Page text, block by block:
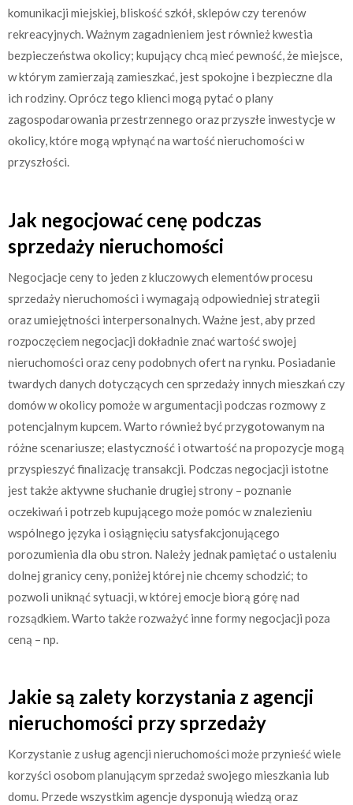
komunikacji miejskiej, bliskość szkół, sklepów czy terenów
rekreacyjnych. Ważnym zagadnieniem jest również kwestia
bezpieczeństwa okolicy; kupujący chcą mieć pewność, że miejsce,
w którym zamierzają zamieszkać, jest spokojne i bezpieczne dla
ich rodziny. Oprócz tego klienci mogą pytać o plany
zagospodarowania przestrzennego oraz przyszłe inwestycje w
okolicy, które mogą wpłynąć na wartość nieruchomości w
przyszłości.
Jak negocjować cenę podczas
sprzedaży nieruchomości
Negocjacje ceny to jeden z kluczowych elementów procesu
sprzedaży nieruchomości i wymagają odpowiedniej strategii
oraz umiejętności interpersonalnych. Ważne jest, aby przed
rozpoczęciem negocjacji dokładnie znać wartość swojej
nieruchomości oraz ceny podobnych ofert na rynku. Posiadanie
twardych danych dotyczących cen sprzedaży innych mieszkań czy
domów w okolicy pomoże w argumentacji podczas rozmowy z
potencjalnym kupcem. Warto również być przygotowanym na
różne scenariusze; elastyczność i otwartość na propozycje mogą
przyspieszyć finalizację transakcji. Podczas negocjacji istotne
jest także aktywne słuchanie drugiej strony – poznanie
oczekiwań i potrzeb kupującego może pomóc w znalezieniu
wspólnego języka i osiągnięciu satysfakcjonującego
porozumienia dla obu stron. Należy jednak pamiętać o ustaleniu
dolnej granicy ceny, poniżej której nie chcemy schodzić; to
pozwoli uniknąć sytuacji, w której emocje biorą górę nad
rozsądkiem. Warto także rozważyć inne formy negocjacji poza
ceną – np.
Jakie są zalety korzystania z agencji
nieruchomości przy sprzedaży
Korzystanie z usług agencji nieruchomości może przynieść wiele
korzyści osobom planującym sprzedaż swojego mieszkania lub
domu. Przede wszystkim agencje dysponują wiedzą oraz